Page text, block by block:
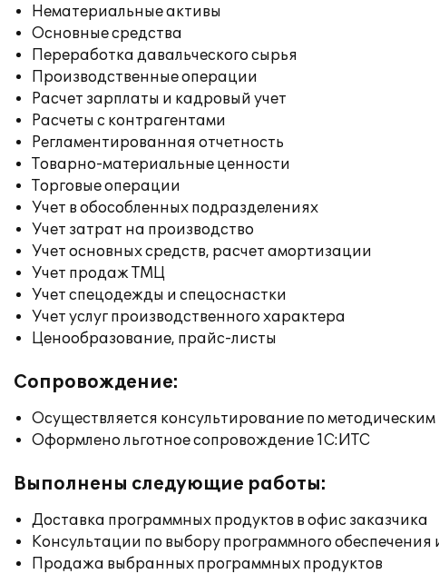
Нематериальные активы
Основные средства
Переработка давальческого сырья
Производственные операции
Расчет зарплаты и кадровый учет
Расчеты с контрагентами
Регламентированная отчетность
Товарно-материальные ценности
Торговые операции
Учет в обособленных подразделениях
Учет затрат на производство
Учет основных средств, расчет амортизации
Учет продаж ТМЦ
Учет спецодежды и спецоснастки
Учет услуг производственного характера
Ценообразование, прайс-листы
Сопровождение:
Осуществляется консультирование по
Оформлено льготное сопровождение 1С:ИТС
Выполнены следующие работы:
Доставка программных продуктов в офис заказчика
Консультации по выбору программного
Продажа выбранных программных продуктов